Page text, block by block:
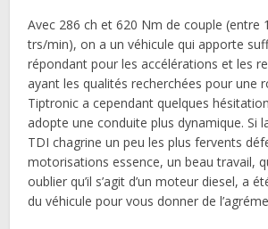
Avec 286 ch et 620 Nm de couple (entre
trs/min), on a un véhicule qui apporte
répondant pour les accélérations et les
ayant les qualités recherchées pour une
Tiptronic a cependant quelques
adopte une conduite plus dynamique. Si
TDI chagrine un peu les plus fervents
motorisations essence, un beau travail,
oublier qu’il s’agit d’un moteur diesel, a
du véhicule pour vous donner de